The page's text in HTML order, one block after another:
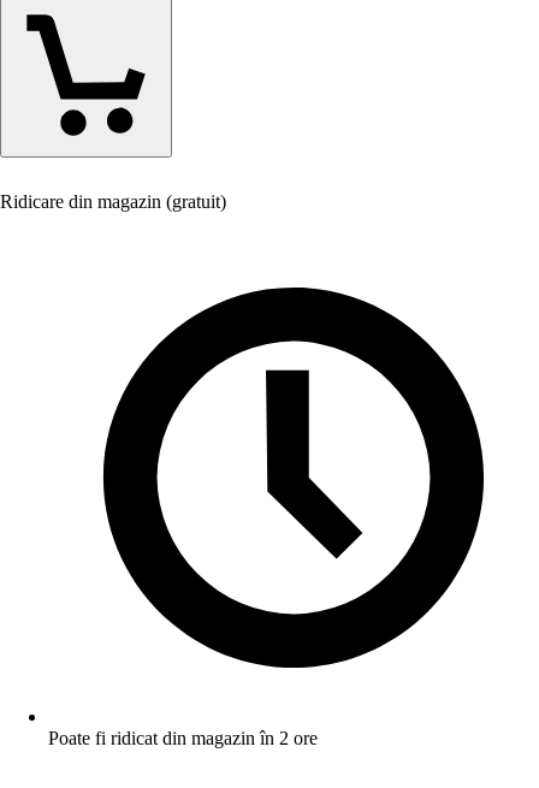
Ridicare din magazin (gratuit)
Poate fi ridicat din magazin în 2 ore